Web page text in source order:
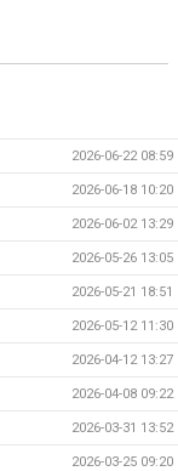
2026-06-22 08:59
2026-06-18 10:20
2026-06-02 13:29
2026-05-26 13:05
2026-05-21 18:51
2026-05-12 11:30
2026-04-12 13:27
2026-04-08 09:22
2026-03-31 13:52
2026-03-25 09:20